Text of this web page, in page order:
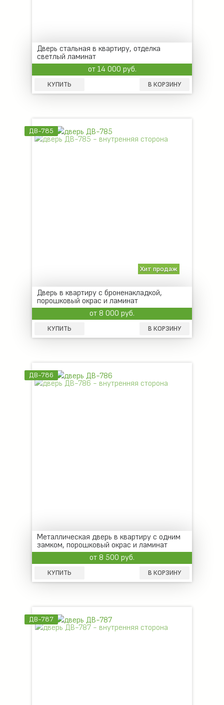
Дверь стальная в квартиру, отделка
светлый ламинат
от 14 000 руб.
КУПИТЬ В КОРЗИНУ
ДВ-785
Хит продаж
Дверь в квартиру с броненакладкой,
порошковый окрас и ламинат
от 8 000 руб.
КУПИТЬ В КОРЗИНУ
ДВ-786
Металлическая дверь в квартиру с одним
замком, порошковый окрас и ламинат
от 8 500 руб.
КУПИТЬ В КОРЗИНУ
ДВ-787